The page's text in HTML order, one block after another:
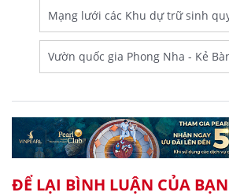
Mạng lưới các Khu dự trữ sinh
Vườn quốc gia Phong Nha - Kẻ
ĐỂ LẠI BÌNH LUẬN CỦA BẠN